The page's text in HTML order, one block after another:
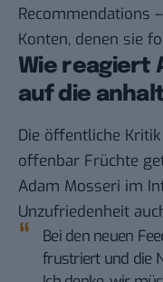
Recommendations
Konten, denen sie
Wie reagiert
auf die
Die öffentliche
offenbar Früchte
Adam Mosseri im
Unzufriedenheit
Bei den neuen
frustriert und die